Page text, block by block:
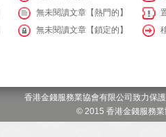
無未閱讀文章【熱門的】
無未閱讀文章【鎖定的】
香港金錢服務業協會有限公司致力保
© 2015 香港金錢服務